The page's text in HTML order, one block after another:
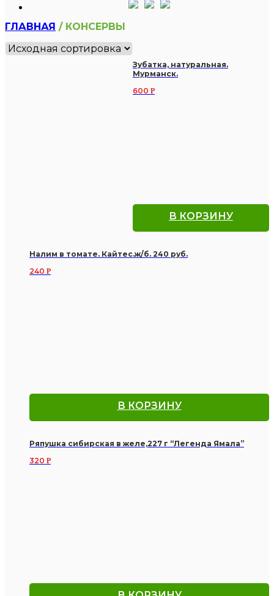
ГЛАВНАЯ / КОНСЕРВЫ
Зубатка, натуральная.
Мурманск.
600 Р
В КОРЗИНУ
Налим в томате. Кайтес.ж/б. 240 руб.
240 Р
В КОРЗИНУ
Ряпушка сибирская в желе,227 г “Легенда Ямала”
320 Р